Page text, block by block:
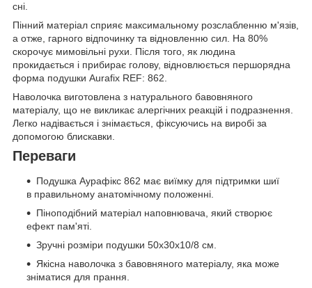
сні.
Пінний матеріал сприяє максимальному розслабленню м'язів,
а отже, гарного відпочинку та відновленню сил. На 80%
скорочує мимовільні рухи. Після того, як людина
прокидається і прибирає голову, відновлюється першорядна
форма подушки Aurafix REF: 862.
Наволочка виготовлена з натурального бавовняного
матеріалу, що не викликає алергічних реакцій і подразнення.
Легко надівається і знімається, фіксуючись на виробі за
допомогою блискавки.
Переваги
Подушка Аурафікс 862 має виїмку для підтримки шиї
в правильному анатомічному положенні.
Піноподібний матеріал наповнювача, який створює
ефект пам'яті.
Зручні розміри подушки 50х30х10/8 см.
Якісна наволочка з бавовняного матеріалу, яка може
зніматися для прання.